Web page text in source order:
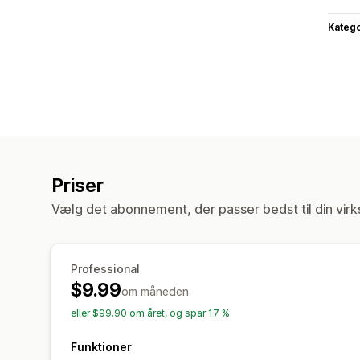
Priser
Vælg det abonnement, der passer bedst til din
Professional
$9.99om måneden
eller $99.90 om året, og spar 17 %
Funktioner